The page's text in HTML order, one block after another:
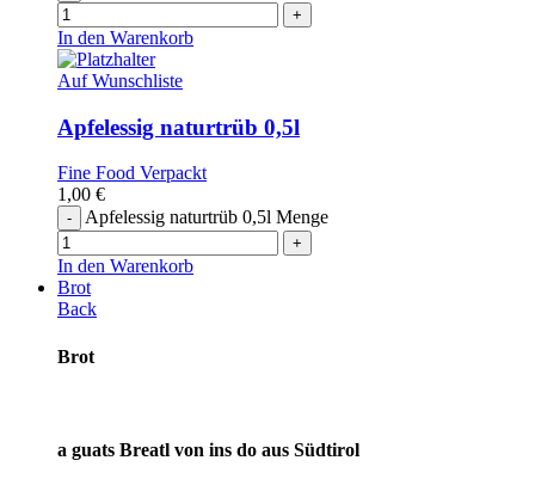
In den Warenkorb
Auf Wunschliste
Apfelessig naturtrüb 0,5l
Fine Food Verpackt
1,00 €
Apfelessig naturtrüb 0,5l Menge
In den Warenkorb
Brot
Back
Brot
a guats Breatl von ins do aus Südtirol